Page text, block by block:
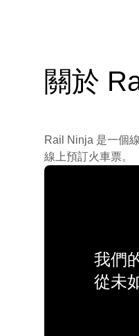
關於
Rail Ninja 是一個
線上預訂火車票。
我們
從未